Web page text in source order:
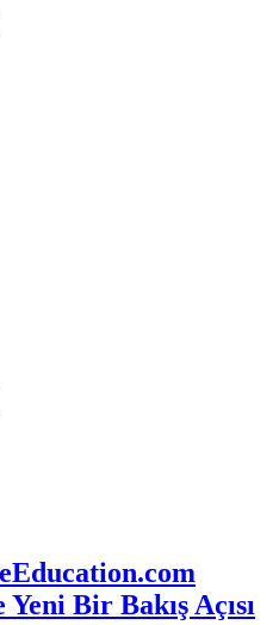
Bir Bakış Açısı